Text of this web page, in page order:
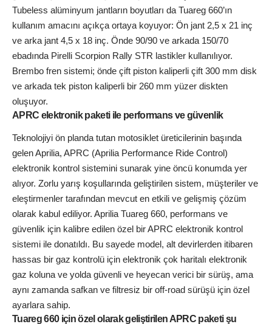
Tubeless alüminyum jantların boyutları da Tuareg 660’ın
kullanım amacını açıkça ortaya koyuyor: Ön jant 2,5 x 21 inç
ve arka jant 4,5 x 18 inç. Önde 90/90 ve arkada 150/70
ebadında Pirelli Scorpion Rally STR lastikler kullanılıyor.
Brembo fren sistemi; önde çift piston kaliperli çift 300 mm disk
ve arkada tek piston kaliperli bir 260 mm yüzer diskten
oluşuyor.
APRC elektronik paketi ile performans ve güvenlik
Teknolojiyi ön planda tutan motosiklet üreticilerinin başında
gelen Aprilia, APRC (Aprilia Performance Ride Control)
elektronik kontrol sistemini sunarak yine öncü konumda yer
alıyor. Zorlu yarış koşullarında geliştirilen sistem, müşteriler ve
eleştirmenler tarafından mevcut en etkili ve gelişmiş çözüm
olarak kabul ediliyor. Aprilia Tuareg 660, performans ve
güvenlik için kalibre edilen özel bir APRC elektronik kontrol
sistemi ile donatıldı. Bu sayede model, alt devirlerden itibaren
hassas bir gaz kontrolü için elektronik çok haritalı elektronik
gaz koluna ve yolda güvenli ve heyecan verici bir sürüş, ama
aynı zamanda safkan ve filtresiz bir off-road sürüşü için özel
ayarlara sahip.
Tuareg 660 için özel olarak geliştirilen APRC paketi şu